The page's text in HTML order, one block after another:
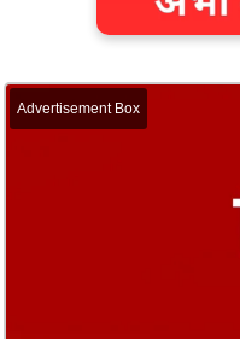
Advertisement Box